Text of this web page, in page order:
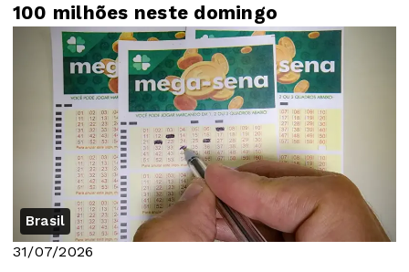
100 milhões neste domingo
Brasil
31/07/2026